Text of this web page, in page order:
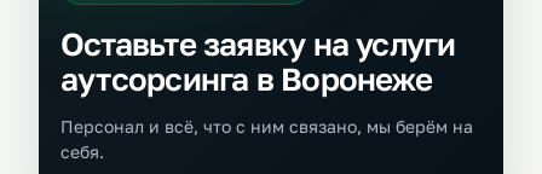
Оставьте заявку на услуги
аутсорсинга в Воронеже
Персонал и всё, что с ним связано, мы берём на
себя.